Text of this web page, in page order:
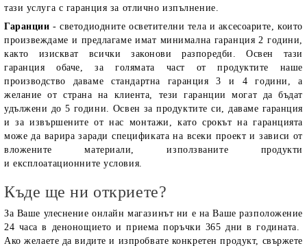
тази услуга с гаранция за отлично изпълнение.
Гаранции - светодиодните осветителни тела и аксесоарите, които
произвеждаме и предлагаме имат минимална гаранция 2 години,
както изискват всички законови разпоредби. Освен тази
гаранция обаче, за голямата част от продуктите наше
производство даваме стандартна гаранция 3 и 4 години, а
желание от страна на клиента, тези гаранции могат да бъдат
удължени до 5 години. Освен за продуктите си, даваме гаранция
и за извършените от нас монтажи, като срокът на гаранцията
може да варира заради спецификата на всеки проект и зависи от
вложените материали, използваните продукти
и експлоатационните условия.
Къде ще ни откриете?
За Ваше улеснение онлайн магазинът ни е на Ваше разположение
24 часа в денонощието и приема поръчки 365 дни в годината.
Ако желаете да видите и изпробвате конкретен продукт, свържете